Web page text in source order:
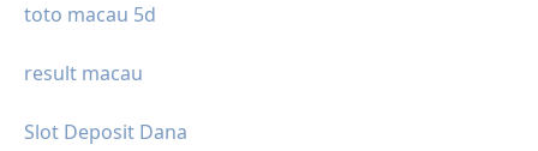
toto macau 5d
result macau
Slot Deposit Dana